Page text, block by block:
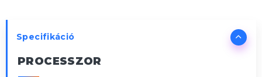
Specifikáció
PROCESSZOR